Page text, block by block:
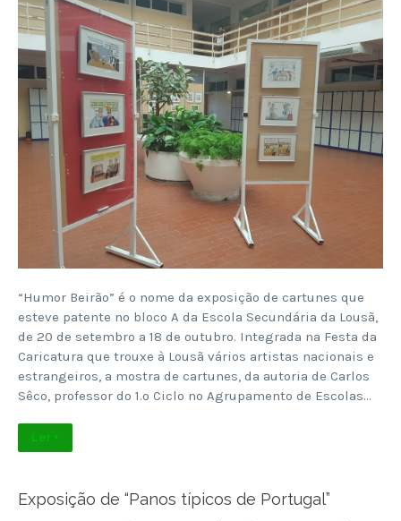
“Humor Beirão” é o nome da exposição de cartunes que
esteve patente no bloco A da Escola Secundária da Lousã,
de 20 de setembro a 18 de outubro. Integrada na Festa da
Caricatura que trouxe à Lousã vários artistas nacionais e
estrangeiros, a mostra de cartunes, da autoria de Carlos
Sêco, professor do 1.º Ciclo no Agrupamento de Escolas…
Ler +
Exposição de “Panos típicos de Portugal”